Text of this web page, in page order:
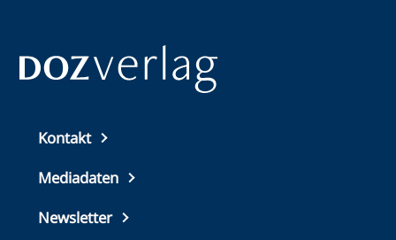
Top
footer
Kontakt
Mediadaten
Newsletter